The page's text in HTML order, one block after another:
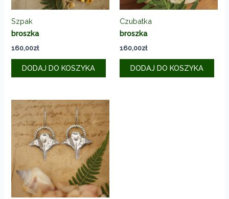
Szpak
broszka
160,00zł
DODAJ DO KOSZYKA
Czubatka
broszka
160,00zł
DODAJ DO KOSZYKA